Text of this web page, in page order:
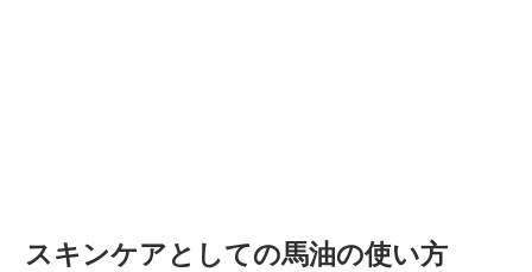
スキンケアとしての馬油の使い方